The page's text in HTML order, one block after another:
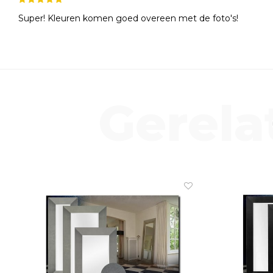
Super! Kleuren komen goed overeen met de foto's!